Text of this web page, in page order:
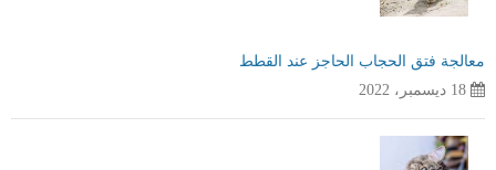
معالجة فتق الحجاب الحاجز عند القطط
18 ديسمبر، 2022